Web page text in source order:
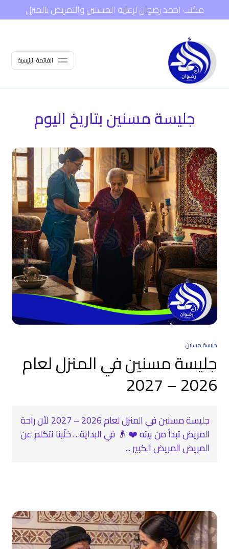
مكتب احمد رضوان لرعاية المسنين والتمريض بالمنزل
القائمة الرئيسية
جليسة مسنين بتاريخ اليوم
جليسة مسنين
جليسة مسنين في المنزل لعام
2026 – 2027
جليسة مسنين في المنزل لعام 2026 – 2027 لأن راحة
المريض تبدأ من بيته ❤️ 👴 في البداية… خلّينا نتكلم عن
المريض المريض الكبير ...